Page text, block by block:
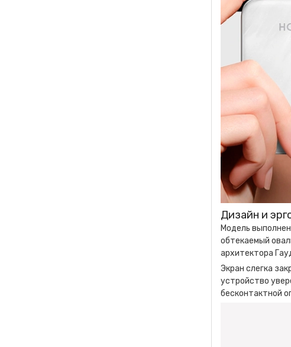
Дизайн и
Модель
обтекаемый
архитектора
Экран слегка
устройство
бесконтактной